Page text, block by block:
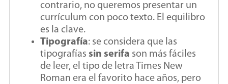
contrario, no queremos presentar un
currículum con poco texto. El equilibro
es la clave.
Tipografía: se considera que las
tipografías sin serifa son más fáciles
de leer, el tipo de letra Times New
Roman era el favorito hace años, pero